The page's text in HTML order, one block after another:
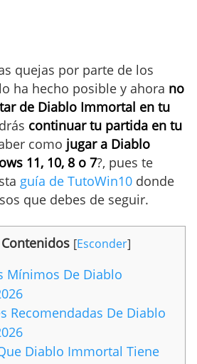
quejas por parte de los
lo ha hecho posible y ahora no
de Diablo Immortal en tu
continuar tu partida en tu
como jugar a Diablo
11, 10, 8 o 7?, pues te
guía de TutoWin10 donde
que debes de seguir.
[Esconder]
Mínimos De Diablo
Recomendadas De Diablo
Diablo Immortal Tiene